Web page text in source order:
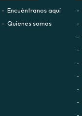
Encuéntranos aquí
Quienes somos